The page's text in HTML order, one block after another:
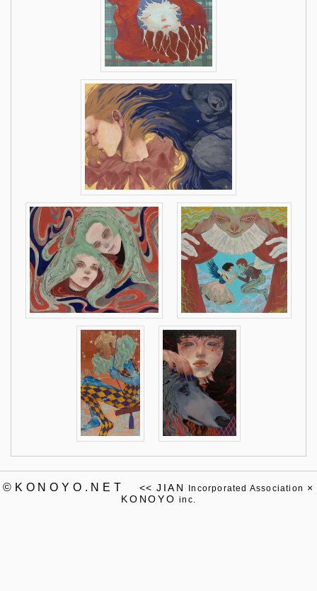
©KONOYO.NET << JIAN Incorporated Association ×
KONOYO inc.